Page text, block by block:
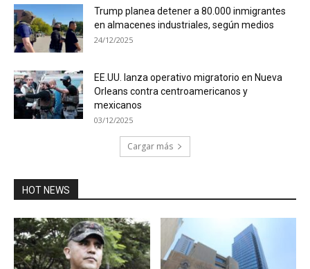
Trump planea detener a 80.000 inmigrantes
en almacenes industriales, según medios
24/12/2025
EE.UU. lanza operativo migratorio en Nueva
Orleans contra centroamericanos y
mexicanos
03/12/2025
Cargar más
HOT NEWS